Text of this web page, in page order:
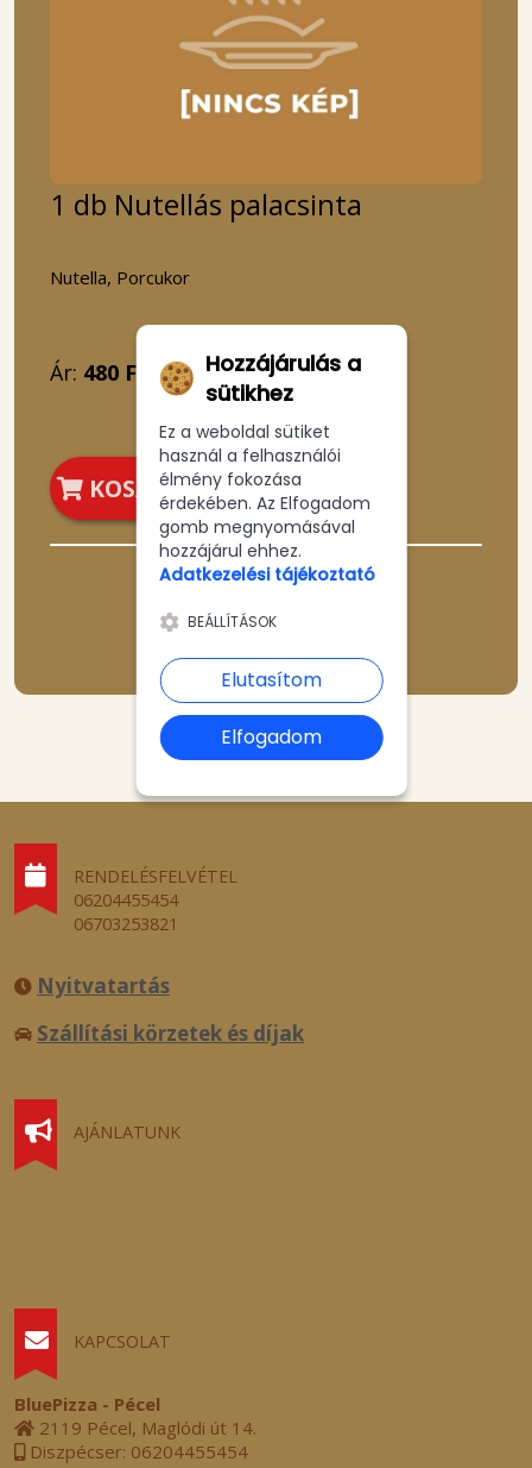
1 db Nutellás palacsinta
Nutella, Porcukor
Ár: 480 Ft
KOSÁRBA
RENDELÉSFELVÉTEL
06204455454
06703253821
Nyitvatartás
Szállítási körzetek és díjak
AJÁNLATUNK
KAPCSOLAT
BluePizza - Pécel
2119 Pécel, Maglódi út 14.
Diszpécser: 06204455454
Hozzájárulás a
sütikhez
Ez a weboldal sütiket
használ a felhasználói
élmény fokozása
érdekében. Az Elfogadom
gomb megnyomásával
hozzájárul ehhez.
Adatkezelési tájékoztató
BEÁLLÍTÁSOK
Elutasítom
Elfogadom